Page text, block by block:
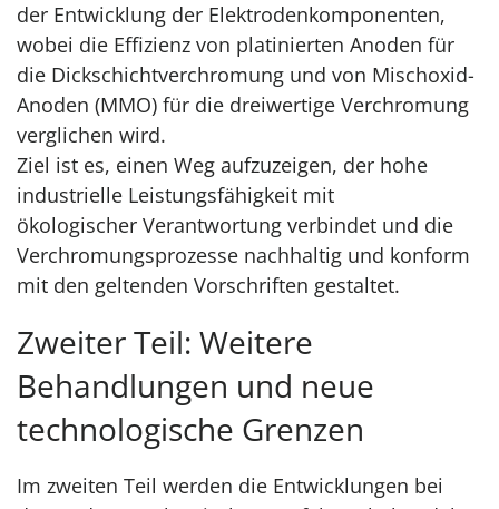
der Entwicklung der Elektrodenkomponenten,
wobei die Effizienz von platinierten Anoden für
die Dickschichtverchromung und von Mischoxid-
Anoden (MMO) für die dreiwertige Verchromung
verglichen wird.
Ziel ist es, einen Weg aufzuzeigen, der hohe
industrielle Leistungsfähigkeit mit
ökologischer Verantwortung verbindet und die
Verchromungsprozesse nachhaltig und konform
mit den geltenden Vorschriften gestaltet.
Zweiter Teil: Weitere
Behandlungen und neue
technologische Grenzen
Im zweiten Teil werden die Entwicklungen bei